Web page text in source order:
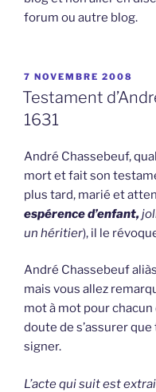
forum ou autre blog.
PUBLIÉ
LE
7 NOVEMBRE 2008
Testament
1631
André Chassebeuf,
mort et fait son
plus tard, marié et
espérence d’enfant,
un héritier), il le
André Chassebeuf
mais vous allez
mot à mot pour chacun
doute de s’assurer
signer.
L’acte qui suit est